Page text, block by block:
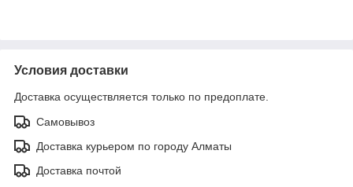
Условия доставки
Доставка осуществляется только по предоплате.
Самовывоз
Доставка курьером по городу Алматы
Доставка почтой